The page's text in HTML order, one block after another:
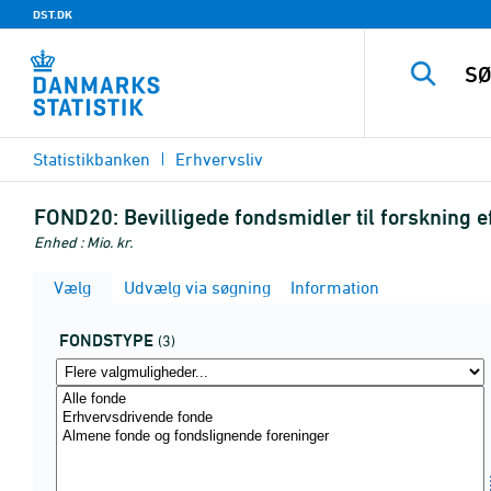
DST.DK
Statistikbanken Erhvervsliv
FOND20: Bevilligede fondsmidler til forskning
Enhed : Mio. kr.
Vælg Udvælg via søgning Information
FONDSTYPE (3)